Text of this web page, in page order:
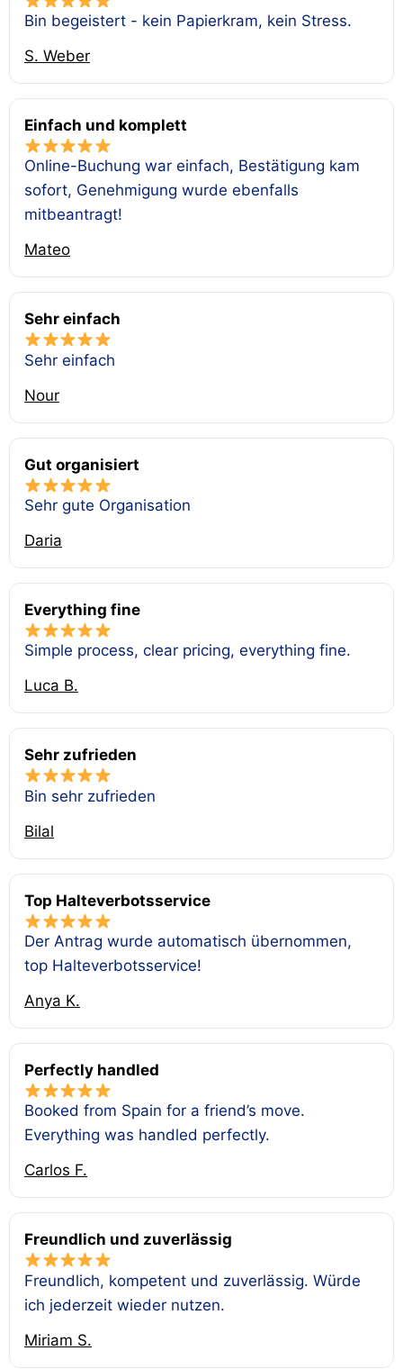
Bin begeistert - kein Papierkram, kein Stress.
S. Weber
Einfach und komplett
Online-Buchung war einfach, Bestätigung kam
sofort, Genehmigung wurde ebenfalls
mitbeantragt!
Mateo
Sehr einfach
Sehr einfach
Nour
Gut organisiert
Sehr gute Organisation
Daria
Everything fine
Simple process, clear pricing, everything fine.
Luca B.
Sehr zufrieden
Bin sehr zufrieden
Bilal
Top Halteverbotsservice
Der Antrag wurde automatisch übernommen,
top Halteverbotsservice!
Anya K.
Perfectly handled
Booked from Spain for a friend’s move.
Everything was handled perfectly.
Carlos F.
Freundlich und zuverlässig
Freundlich, kompetent und zuverlässig. Würde
ich jederzeit wieder nutzen.
Miriam S.